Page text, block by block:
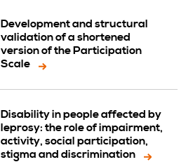
Development and structural
validation of a shortened
version of the Participation
Scale
Disability in people affected by
leprosy: the role of impairment,
activity, social participation,
stigma and discrimination